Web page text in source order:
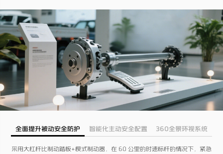
全面提升被动安全防护 智能化主动安全配置 360全景环视系统
采用大杠杆比制动踏板+楔式制动器，在 60 公里的时速标杆的情况下，紧急